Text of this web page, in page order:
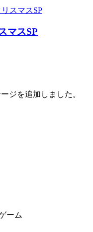
マスSP
ジを追加しました。
ーム